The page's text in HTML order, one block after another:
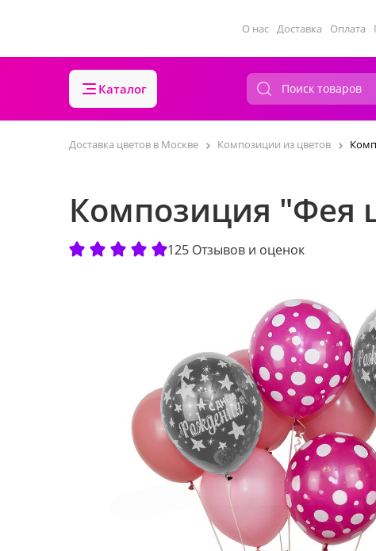
О нас Доставка Оплата
Каталог
Доставка цветов в Москве Композиции из цветов
Композиция "Фея
125 Отзывов и оценок